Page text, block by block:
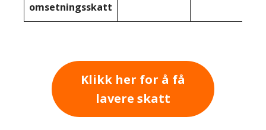
omsetningsskatt
Klikk her for å få
lavere skatt